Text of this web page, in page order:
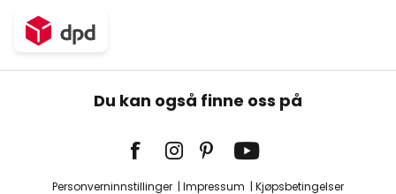
Du kan også finne oss på
Personverninnstillinger Impressum Kjøpsbetingelser